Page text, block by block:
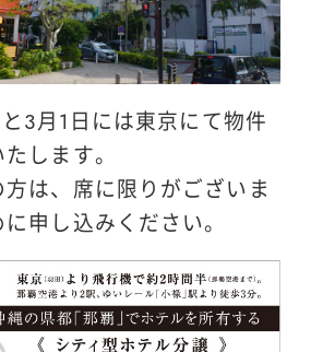
3月1日には東京にて物件
します。
は、席に限りがございま
申し込みください。